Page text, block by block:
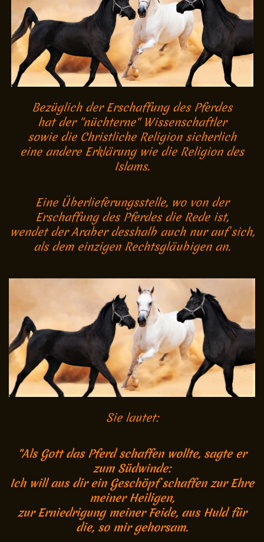
Bezüglich der Erschaffung des Pferdes
hat der "nüchterne" Wissenschaftler
sowie die Christliche Religion sicherlich
eine andere Erklärung wie die Religion des
Islams.
Eine Überlieferungsstelle, wo von der
Erschaffung des Pferdes die Rede ist,
wendet der Araber desshalb auch nur auf sich,
als dem einzigen Rechtsgläubigen an.
Sie lautet:
"Als Gott das Pferd schaffen wollte, sagte er
zum Südwinde:
Ich will aus dir ein Geschöpf schaffen zur Ehre
meiner Heiligen,
zur Erniedrigung meiner Feide, aus Huld für
die, so mir gehorsam.